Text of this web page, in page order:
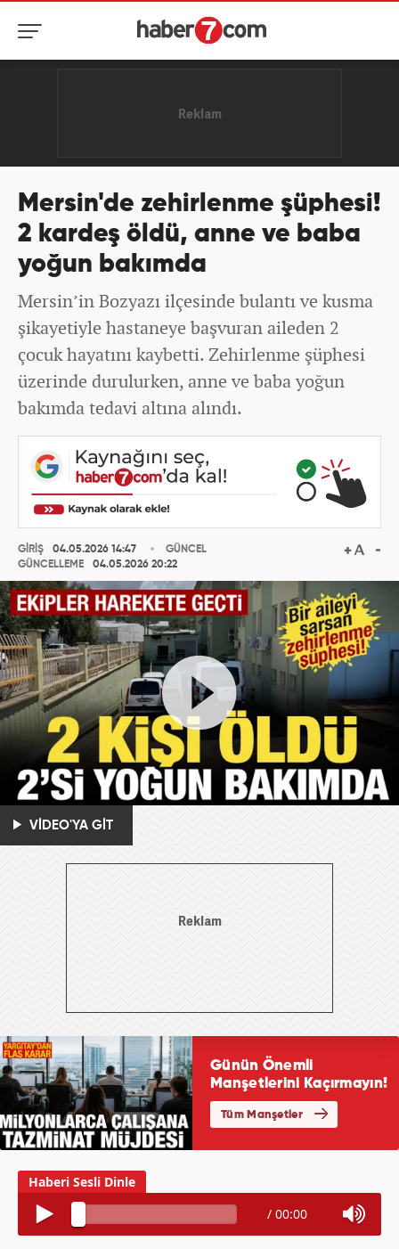
Mersin'de zehirlenme şüphesi!
2 kardeş öldü, anne ve baba
yoğun bakımda
Mersin’in Bozyazı ilçesinde bulantı ve kusma
şikayetiyle hastaneye başvuran aileden 2
çocuk hayatını kaybetti. Zehirlenme şüphesi
üzerinde durulurken, anne ve baba yoğun
bakımda tedavi altına alındı.
GİRİŞ
04.05.2026 14:47
GÜNCELLEME
04.05.2026 20:22
GÜNCEL
VİDEO'YA GİT
/ 00:00